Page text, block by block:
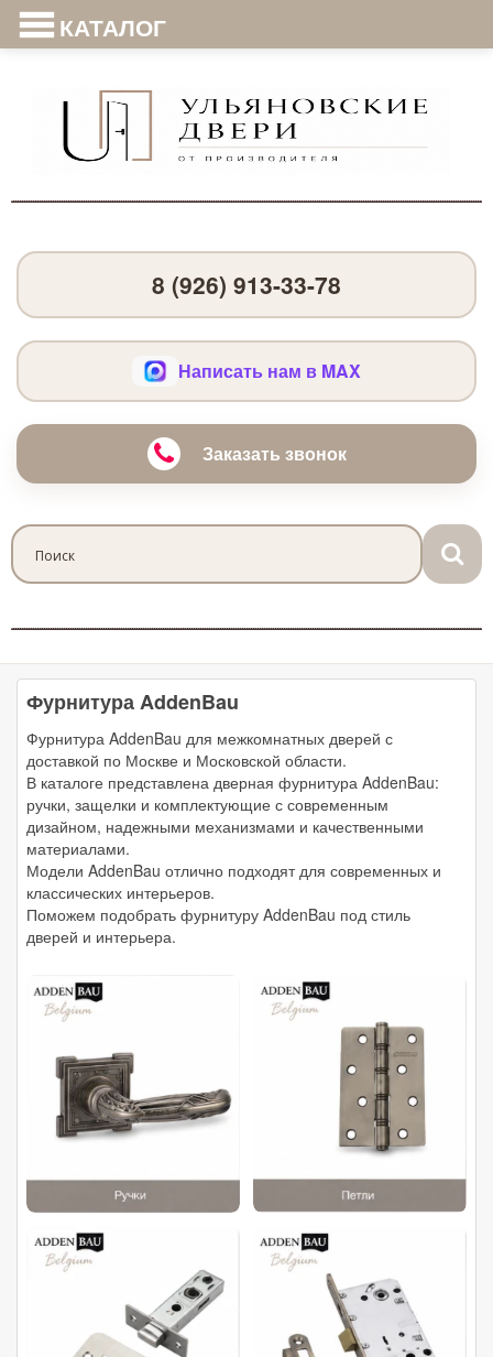
КАТАЛОГ
8 (926) 913-33-78
Написать нам в MAX
Заказать звонок
Фурнитура AddenBau
Фурнитура AddenBau для межкомнатных дверей с
доставкой по Москве и Московской области.
В каталоге представлена дверная фурнитура AddenBau:
ручки, защелки и комплектующие с современным
дизайном, надежными механизмами и качественными
материалами.
Модели AddenBau отлично подходят для современных и
классических интерьеров.
Поможем подобрать фурнитуру AddenBau под стиль
дверей и интерьера.